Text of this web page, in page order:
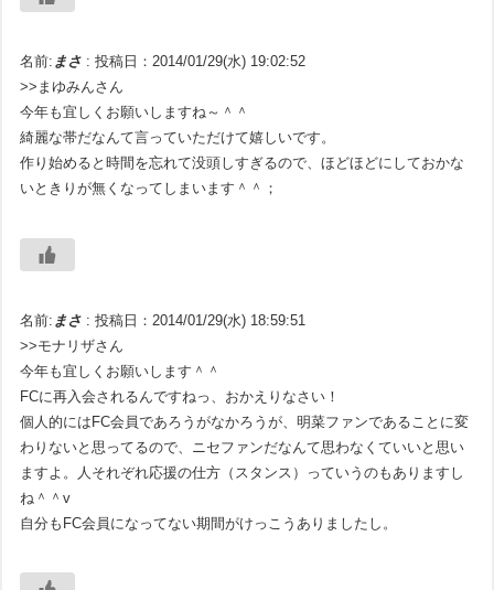
名前: まさ : 投稿日：2014/01/29(水) 19:02:52
>>まゆみんさん
今年も宜しくお願いしますね～＾＾
綺麗な帯だなんて言っていただけて嬉しいです。
作り始めると時間を忘れて没頭しすぎるので、ほどほどにしておかな
いときりが無くなってしまいます＾＾；
名前: まさ : 投稿日：2014/01/29(水) 18:59:51
>>モナリザさん
今年も宜しくお願いします＾＾
FCに再入会されるんですねっ、おかえりなさい！
個人的にはFC会員であろうがなかろうが、明菜ファンであることに変
わりないと思ってるので、ニセファンだなんて思わなくていいと思い
ますよ。人それぞれ応援の仕方（スタンス）っていうのもありますし
ね＾＾v
自分もFC会員になってない期間がけっこうありましたし。